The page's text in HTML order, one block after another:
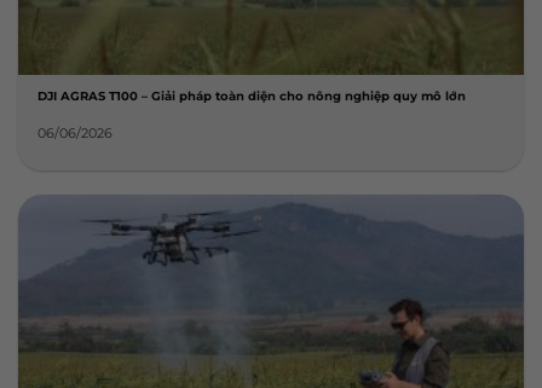
DJI AGRAS T100 – Giải pháp toàn diện cho nông nghiệp quy mô lớn
06/06/2026